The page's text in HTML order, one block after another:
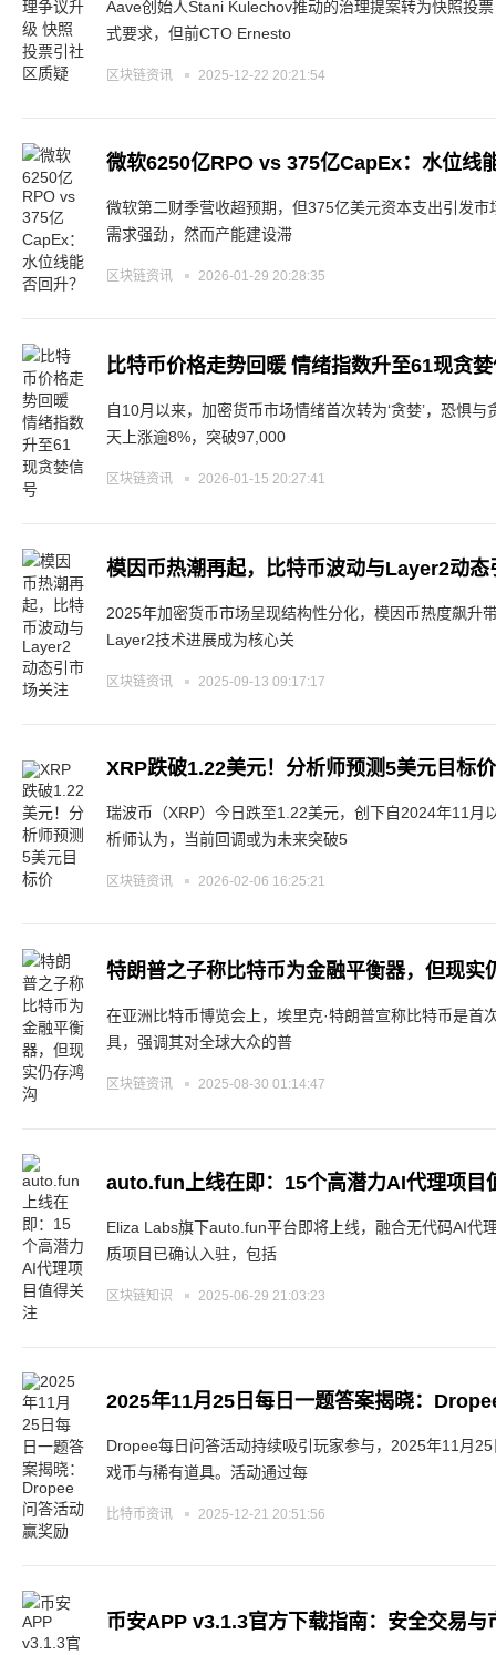
Aave创始人Stani Kulechov推动的治理提案转为快照投
式要求，但前CTO Ernesto
区块链资讯 2025-12-22 20:21:54
微软6250亿RPO vs 375亿CapEx：水位线
微软第二财季营收超预期，但375亿美元资本支出引发
需求强劲，然而产能建设滞
区块链资讯 2026-01-29 20:28:35
比特币价格走势回暖 情绪指数升至61现贪
自10月以来，加密货币市场情绪首次转为‘贪婪’，恐惧
天上涨逾8%，突破97,000
区块链资讯 2026-01-15 20:27:41
模因币热潮再起，比特币波动与Layer2动态
2025年加密货币市场呈现结构性分化，模因币热度飙升
Layer2技术进展成为核心关
区块链资讯 2025-09-13 09:17:17
XRP跌破1.22美元！分析师预测5美元目标价
瑞波币（XRP）今日跌至1.22美元，创下自2024年11月
析师认为，当前回调或为未来突破5
区块链资讯 2026-02-06 16:25:21
特朗普之子称比特币为金融平衡器，但现实
在亚洲比特币博览会上，埃里克·特朗普宣称比特币是首
具，强调其对全球大众的普
区块链资讯 2025-08-30 01:14:47
auto.fun上线在即：15个高潜力AI代理项目
Eliza Labs旗下auto.fun平台即将上线，融合无代码AI代
质项目已确认入驻，包括
区块链知识 2025-06-29 21:03:23
2025年11月25日每日一题答案揭晓：
Dropee每日问答活动持续吸引玩家参与，2025年11月
戏币与稀有道具。活动通过每
比特币资讯 2025-12-21 20:51:56
币安APP v3.1.3官方下载指南：安全交易与